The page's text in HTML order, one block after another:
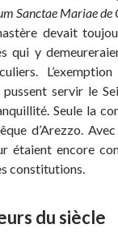
Sanctae Mariae de
devait
qui y
servir le
Seule la
d’Arezzo.
étaient encore
constitutions.
du siècle